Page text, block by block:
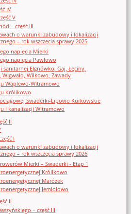
IV
V
– część III
o warunki zabudowy i lokalizacji
– rok wszczęcia sprawy 2025
napięcia Mierki
napięcia Pawłowo
sanitarnej Elgnówko, Gaj, Łęciny,
Wilkowo, Zawady
Waplewo-Witramowo
Królikowo
Swaderki-Lipowo Kurkowskie
i kanalizacji Witramowo
II
I
o warunki zabudowy i lokalizacji
– rok wszczęcia sprawy 2026
Mierki – Swaderki - Etap 1
Królikowo
Marózek
Jemiołowo
II
– część III